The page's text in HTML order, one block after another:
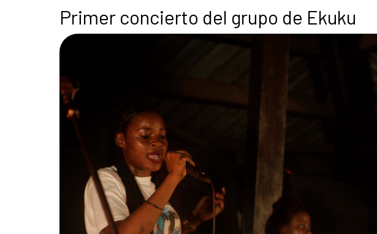
Primer concierto del grupo de Ekuku